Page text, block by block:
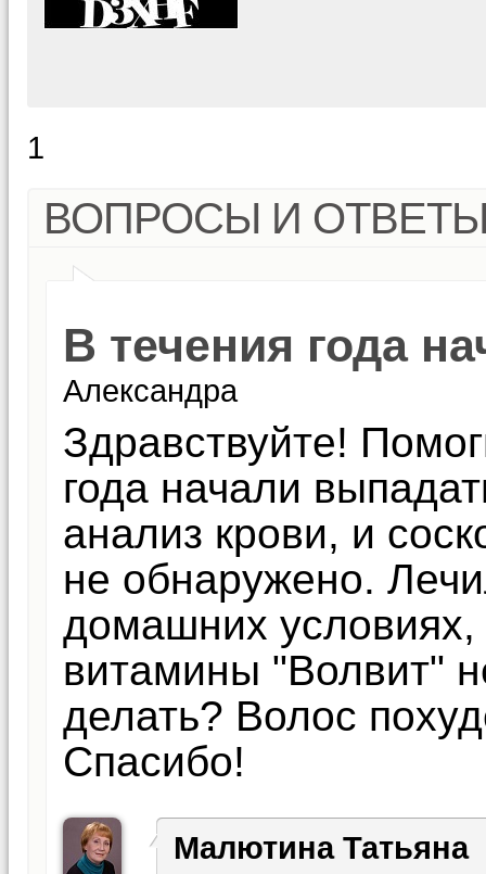
1
ВОПРОСЫ И
В течения года
Александра
Здравствуйте!
года начали
анализ крови, и
не обнаружено.
домашних условиях,
витамины "Волвит"
делать? Волос
Спасибо!
Малютина Татьяна